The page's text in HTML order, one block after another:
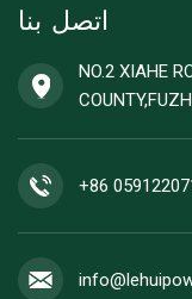
اتصل بنا
NO.2 XIAHE
+86